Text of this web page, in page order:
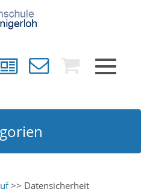
Toggle
>> Datensicherheit